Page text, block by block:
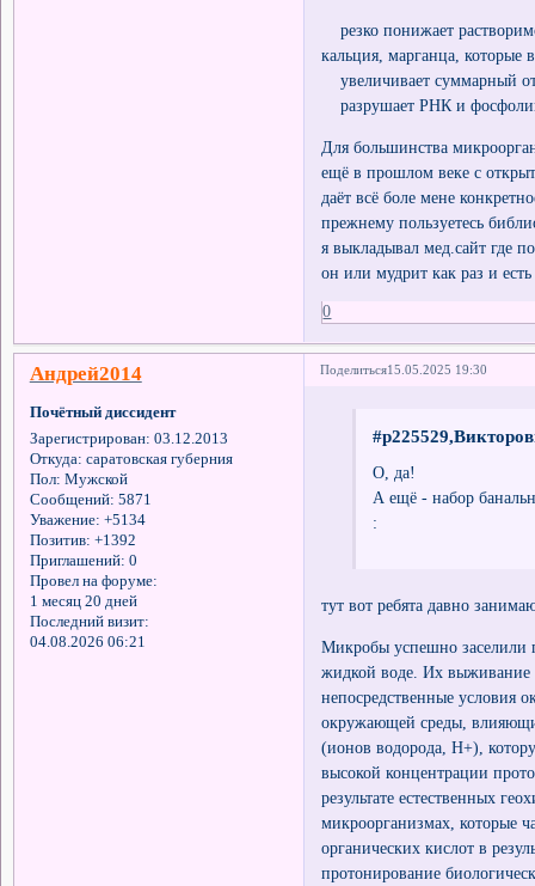
резко понижает
кальция, марганца,
увеличивает суммарный
разрушает РНК и
Для большинства
ещё в прошлом веке с
даёт всё боле мене
прежнему пользуетесь
я выкладывал мед.сайт где
он или мудрит как раз и есть
0
Поделиться15.05.2025 19:30
Андрей2014
Почётный диссидент
Зарегистрирован: 03.12.2013
Откуда: саратовская губерния
Пол: Мужской
Сообщений: 5871
Уважение: +5134
Позитив: +1392
Приглашений: 0
Провел на форуме:
1 месяц 20 дней
Последний визит:
04.08.2026 06:21
О, да!
А ещё - набор
:
тут вот ребята давно
Микробы успешно заселили
жидкой воде. Их выживание
непосредственные условия
окружающей среды,
(ионов водорода, H+),
высокой концентрации
результате естественных
микроорганизмах, которые
органических кислот в
протонирование